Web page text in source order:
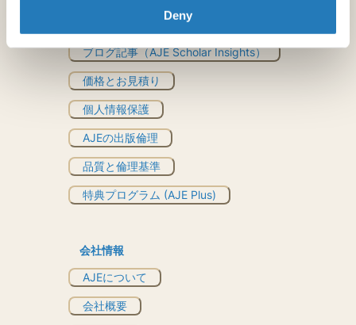
Deny
ブログ記事（AJE Scholar Insights）
価格とお見積り
個人情報保護
AJEの出版倫理
品質と倫理基準
特典プログラム (AJE Plus)
会社情報
AJEについて
会社概要